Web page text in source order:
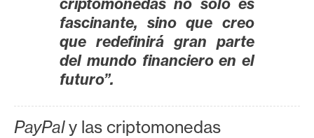
fascinante, sino que creo
que redefinirá gran parte
del mundo financiero en el
futuro”.
PayPaly las criptomonedas